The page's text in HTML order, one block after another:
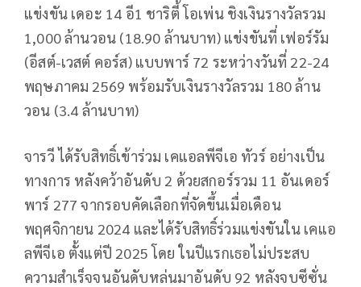
แข่งขัน เดอะ 14 อี1 ชาริตี้ โอเพ่น ชิงเงินรางวัลรวม
1,000 ล้านวอน (18.90 ล้านบาท) แข่งขันที่ เฟอร์รัม
(อีสต์-เวสต์ คอร์ส) แบบพาร์ 72 ระหว่างวันที่ 22-24
พฤษภาคม 2569 พร้อมรับเงินรางวัลรวม 180 ล้าน
วอน (3.4 ล้านบาท)
จารวี ได้รับสิทธิ์เข้าร่วม เคแอลพีจีเอ ทัวร์ อย่างเป็น
ทางการ หลังคว้าอันดับ 2 ด้วยสกอร์รวม 11 อันเดอร์
พาร์ 277 จากรอบคัดเลือกที่จัดขึ้นเมื่อเดือน
พฤศจิกายน 2024 และได้รับสิทธิ์ร่วมแข่งขันใน เคแอ
ลพีจีเอ ตั้งแต่ปี 2025 โดย ในปีแรกเธอไม่ประสบ
ความสำเร็จจนอันดับหล่นมาอันดับ 92 หลังจบซีซั่น